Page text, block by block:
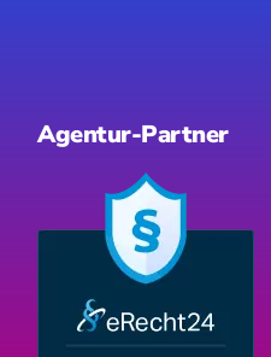
Agentur-Partner